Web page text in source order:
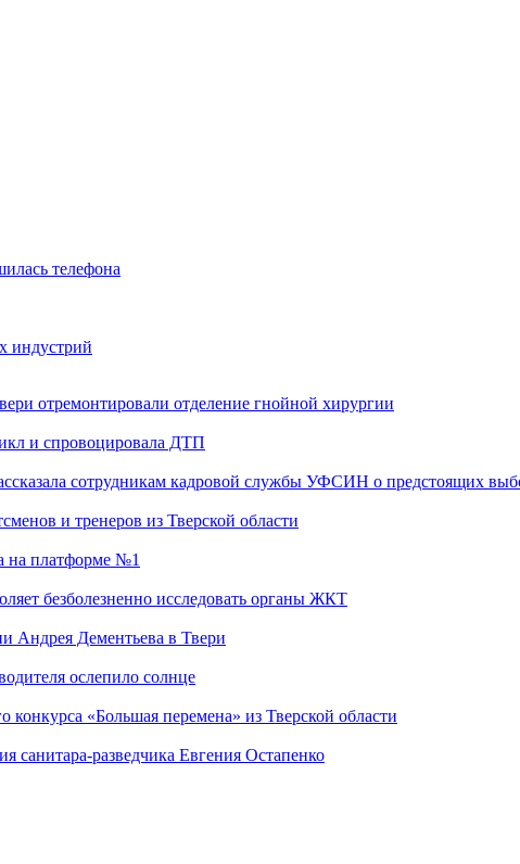
телефона
индустрий
отремонтировали отделение гнойной хирургии
и спровоцировала ДТП
сотрудникам кадровой службы УФСИН о предстоящих
и тренеров из Тверской области
на платформе №1
безболезненно исследовать органы ЖКТ
Андрея Дементьева в Твери
ослепило солнце
«Большая перемена» из Тверской области
санитара-разведчика Евгения Остапенко